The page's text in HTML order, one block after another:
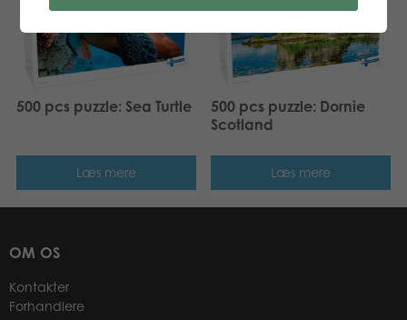
500 pcs puzzle: Sea Turtle
Læs mere
500 pcs puzzle: Dornie
Scotland
Læs mere
OM OS
Kontakter
Forhandlere